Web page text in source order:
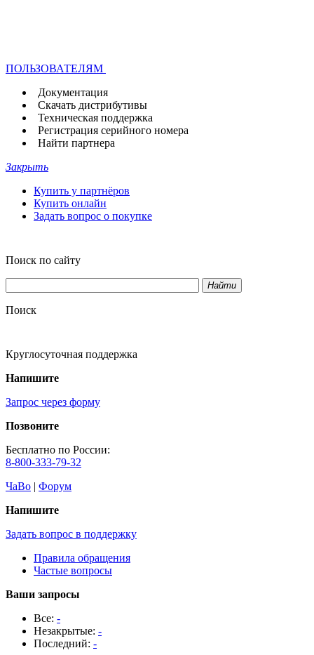
ПОЛЬЗОВАТЕЛЯМ
Документация
Скачать дистрибутивы
Техническая поддержка
Регистрация серийного номера
Найти партнера
Закрыть
Купить у партнёров
Купить онлайн
Задать вопрос о покупке
Поиск по сайту
Найти
Поиск
Круглосуточная поддержка
Напишите
Запрос через форму
Позвоните
Бесплатно по России:
8-800-333-79-32
ЧаВо | Форум
Напишите
Задать вопрос в поддержку
Правила обращения
Частые вопросы
Ваши запросы
Все: -
Незакрытые: -
Последний: -